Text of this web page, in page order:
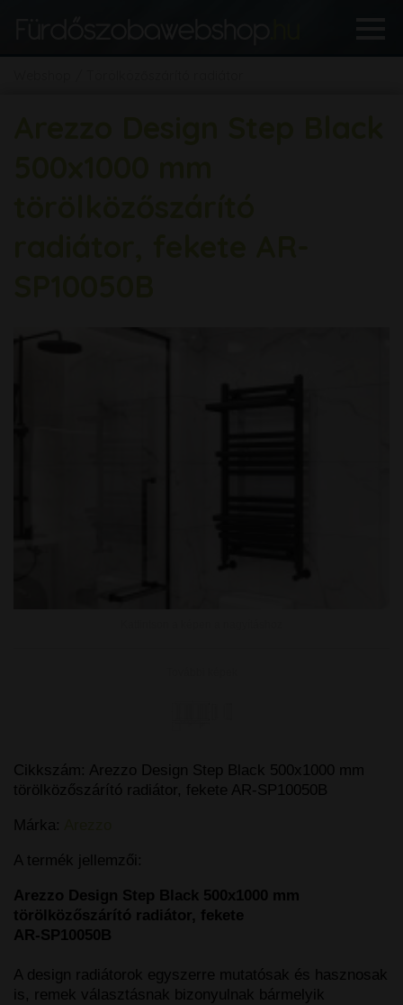
Cikkszám: Arezzo Design Step Black 500x1000 mm
törölközőszárító radiátor, fekete AR-SP10050B
Márka:
A termék jellemzői:
Arezzo Design Step Black 500x1000 mm
törölközőszárító radiátor, fekete
AR-SP10050B
A design radiátorok egyszerre mutatósak és hasznosak
is, remek választásnak bizonyulnak bármelyik